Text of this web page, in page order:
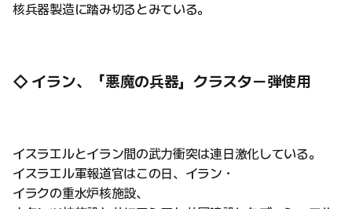
核兵器製造に踏み切るとみている。
◇ イラン、「悪魔の兵器」クラスター弾使用
イスラエルとイラン間の武力衝突は連日激化している。
イスラエル軍報道官はこの日、イラン・
イラクの重水炉核施設、